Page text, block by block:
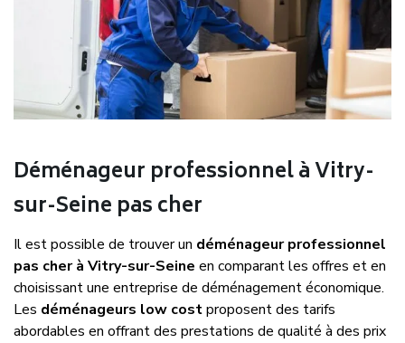
Déménageur professionnel à Vitry-
sur-Seine pas cher
Il est possible de trouver un déménageur professionnel
pas cher à Vitry-sur-Seine en comparant les offres et en
choisissant une entreprise de déménagement économique.
Les déménageurs low costproposent des tarifs
abordables en offrant des prestations de qualité à des prix